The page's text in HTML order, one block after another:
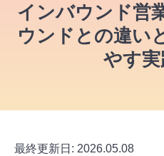
インバウンド営
ウンドとの違い
やす
最終更新日: 2026.05.08